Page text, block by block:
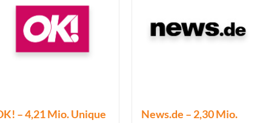
– 4,21 Mio. Unique
News.de – 2,30 Mio.